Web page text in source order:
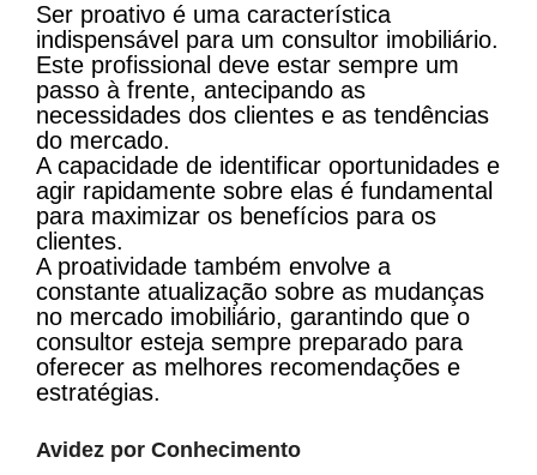
Ser proativo é uma característica
indispensável para um consultor imobiliário.
Este profissional deve estar sempre um
passo à frente, antecipando as
necessidades dos clientes e as tendências
do mercado.
A capacidade de identificar oportunidades e
agir rapidamente sobre elas é fundamental
para maximizar os benefícios para os
clientes.
A proatividade também envolve a
constante atualização sobre as mudanças
no mercado imobiliário, garantindo que o
consultor esteja sempre preparado para
oferecer as melhores recomendações e
estratégias.
Avidez por Conhecimento